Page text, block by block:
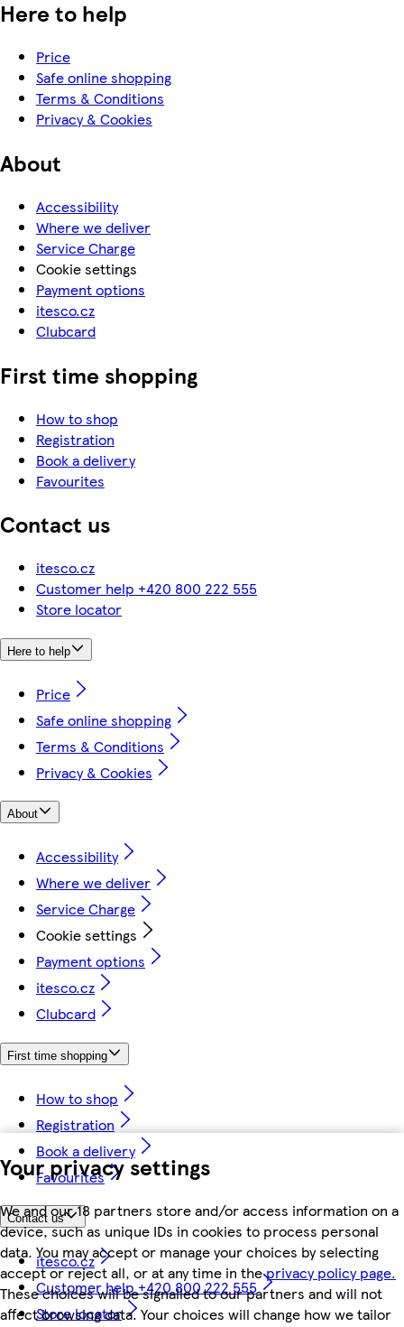
Your privacy settings
We and our 18 partners store and/or access information on a
device, such as unique IDs in cookies to process personal
data. You may accept or manage your choices by selecting
accept or reject all, or at any time in theprivacy policy page.
These choices will be signalled to our partners and will not
affect browsing data. Your choices will change how we tailor
Here to help
Price
Safe online shopping
Terms & Conditions
Privacy & Cookies
About
Accessibility
Where we deliver
Service Charge
Cookie settings
Payment options
itesco.cz
Clubcard
First time shopping
How to shop
Registration
Book a delivery
Favourites
Contact us
itesco.cz
Customer help +420 800 222 555
Store locator
Here to help
Price
Safe online shopping
Terms & Conditions
Privacy & Cookies
About
Accessibility
Where we deliver
Service Charge
Cookie settings
Payment options
itesco.cz
Clubcard
First time shopping
How to shop
Registration
Book a delivery
Favourites
Contact us
itesco.cz
Customer help +420 800 222 555
Store locator